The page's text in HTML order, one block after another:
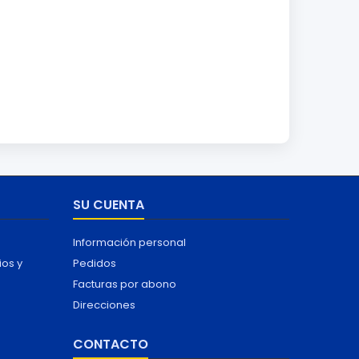
y
SU CUENTA
Información personal
Pedidos
Facturas por abono
Direcciones
CONTACTO